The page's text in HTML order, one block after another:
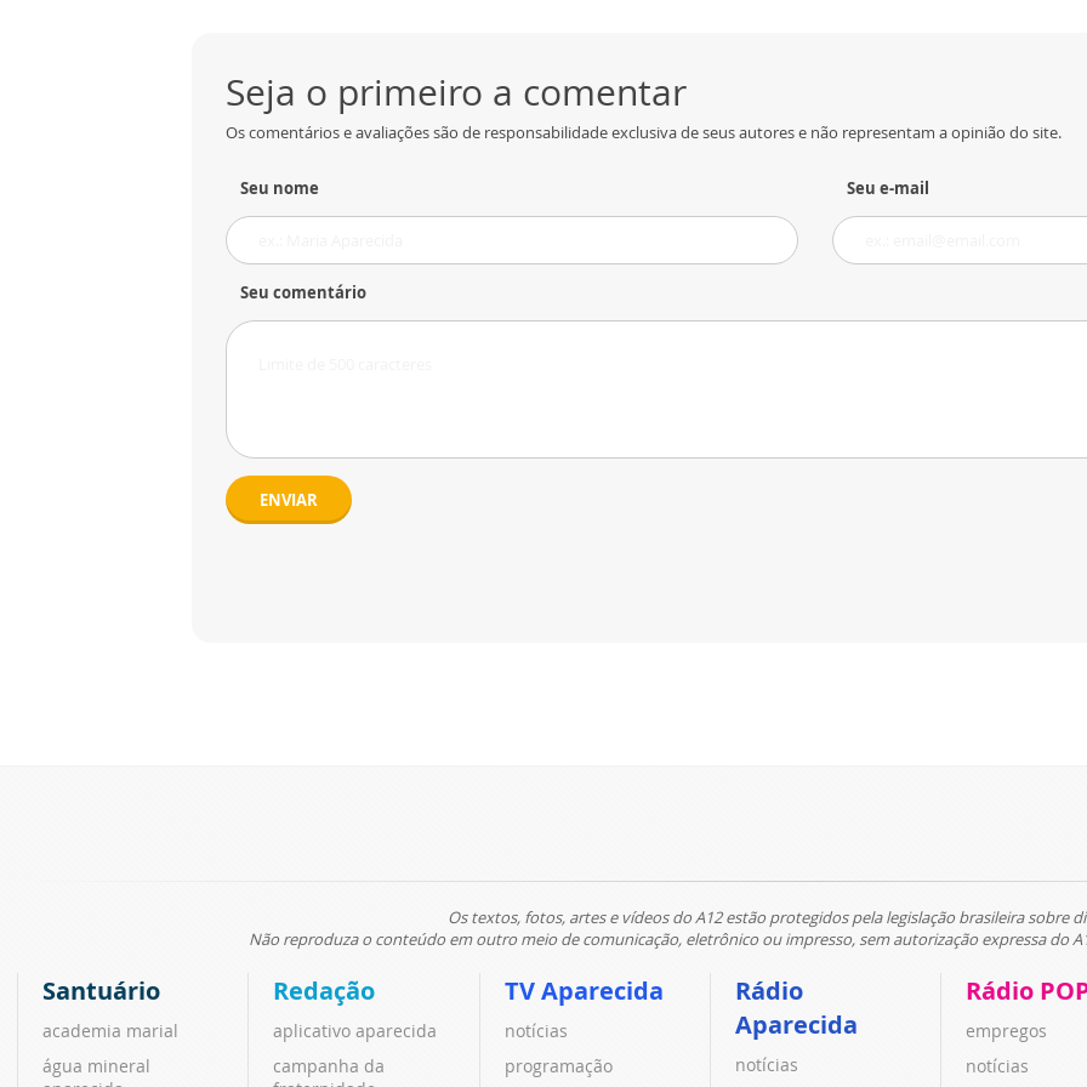
Seja o primeiro a comentar
Os comentários e avaliações são de responsabilidade exclusiva de seus autores e não representam a opinião do site.
Seu nome Seu e-mail
Seu comentário
ENVIAR
Os textos, fotos, artes e vídeos do A12 estão protegidos pela legislação brasileira sobre
Não reproduza o conteúdo em outro meio de comunicação, eletrônico ou impresso, sem autorização expressa do
Santuário
academia marial
água mineral
Redação
aplicativo aparecida
campanha da
TV Aparecida
notícias
programação
Rádio
Aparecida
notícias
Rádio
empregos
notícias